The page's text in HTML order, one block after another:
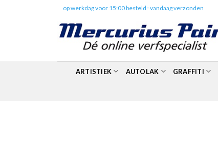
op werkdag voor 15:00 besteld=vandaag verzonden
ARTISTIEK AUTOLAK GRAFFITI